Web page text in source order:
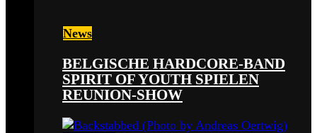
News
BELGISCHE HARDCORE-BAND
SPIRIT OF YOUTH SPIELEN
REUNION-SHOW